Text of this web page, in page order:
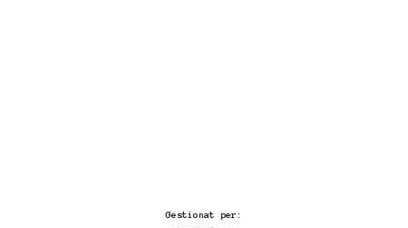
Gestionat per: